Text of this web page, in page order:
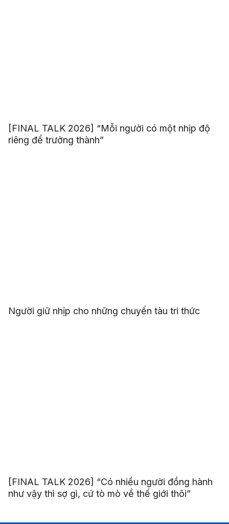
[FINAL TALK 2026] “Mỗi người có một nhịp độ
riêng để trưởng thành”
Người giữ nhịp cho những chuyến tàu tri thức
[FINAL TALK 2026] “Có nhiều người đồng hành
như vậy thì sợ gì, cứ tò mò về thế giới thôi”